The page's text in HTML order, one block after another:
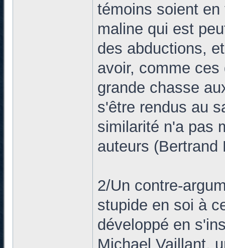
témoins soient
maline qui est
des abductions,
avoir, comme
grande chasse
s'être rendus au
similarité n'a pas
auteurs (Bertrand
2/Un contre-
stupide en soi à
développé en
Michael Vaillant,